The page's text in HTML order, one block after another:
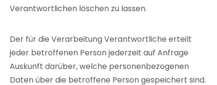
Verantwortlichen löschen zu lassen.
Der für die Verarbeitung Verantwortliche erteilt
jeder betroffenen Person jederzeit auf Anfrage
Auskunft darüber, welche personenbezogenen
Daten über die betroffene Person gespeichert sind.